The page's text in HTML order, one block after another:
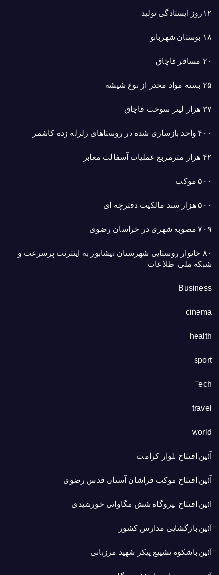
۱۲روز ایستادگی تولید
۱۸ بوستان شهربانو
۲۰ مسافر قاچاق
۲۵ بسته مواد مخدر از نوع شیشه
۳۷ هزار لیتر سوخت قاچاق
۴۰۰ واحد بازسازی شده در روستاهای زلزله زده کاشمر
۴۲ هزار مترمربع عملیات آسفالت معابر
۵۰۰ موکب
۵۰۰ هزار سند مالکیت دفترچه ای
۷۰۹ مصوبه شهری در خراسان رضوی
۸۰ خانوار روستایی شهرستان نیشابور به اینترنت پرسرعت و
شبکه ملی اطلاعات
Business
cinema
health
sport
Tech
travel
world
آئین افتتاح بلوار کرامت
آئین افتتاح موکب فراشان آستان قدس رضوی
آئین افتتاح نیروگاه شش مگاواتی خورشیدی
آئین بازگشایی مدارس کشور
آئین باشکوه تشییع پیکر شهید مرزبانی